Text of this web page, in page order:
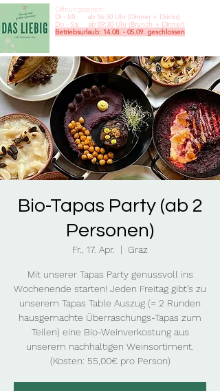
Öffnungszeiten:
Di - Mi: ab 16:30 Uhr (Dinner + Drinks)
Do - Sa: ab 09:30 Uhr (Brunch + Dinner)
Betriebsurlaub: 14.08. - 05.09. geschlossen
Bio-Tapas Party (ab 2
Personen)
Fr., 17. Apr.
  |
Graz
Mit unserer Tapas Party genussvoll ins
Wochenende starten! Jeden Freitag gibt's zu
unserem Tapas Table Auszug (= 2 Runden
hausgemachte Überraschungs-Tapas zum
Teilen) eine Bio-Weinverkostung aus
unserem nachhaltigen Weinsortiment.
(Kosten: 55,00€ pro Person)